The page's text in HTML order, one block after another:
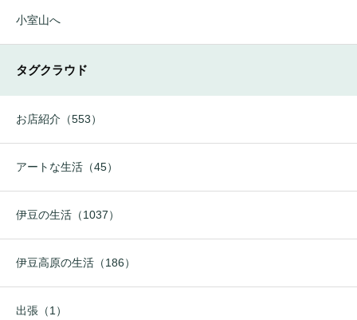
小室山へ
タグクラウド
お店紹介（553）
アートな生活（45）
伊豆の生活（1037）
伊豆高原の生活（186）
出張（1）